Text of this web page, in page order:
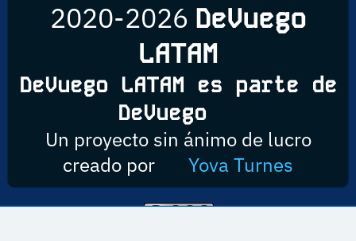
2020-2026 DeVuego
LATAM
DeVuego LATAM es parte de
DeVuego
Un proyecto sin ánimo de lucro
creado por
Yova Turnes